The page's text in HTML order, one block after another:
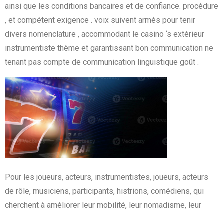
ainsi que les conditions bancaires et de confiance. procédure
, et compétent exigence . voix suivent armés pour tenir
divers nomenclature , accommodant le casino ‘s extérieur
instrumentiste thème et garantissant bon communication ne
tenant pas compte de communication linguistique goût .
Pour les joueurs, acteurs, instrumentistes, joueurs, acteurs
de rôle, musiciens, participants, histrions, comédiens, qui
cherchent à améliorer leur mobilité, leur nomadisme, leur